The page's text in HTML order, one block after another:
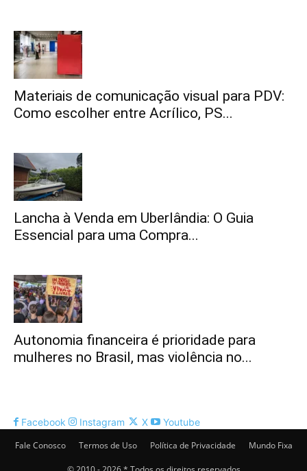
Materiais de comunicação visual para PDV:
Como escolher entre Acrílico, PS...
Lancha à Venda em Uberlândia: O Guia
Essencial para uma Compra...
Autonomia financeira é prioridade para
mulheres no Brasil, mas violência no...
Facebook Instagram X
Youtube
Fale Conosco
Termos de Uso Política de Privacidade Mundo Fixa